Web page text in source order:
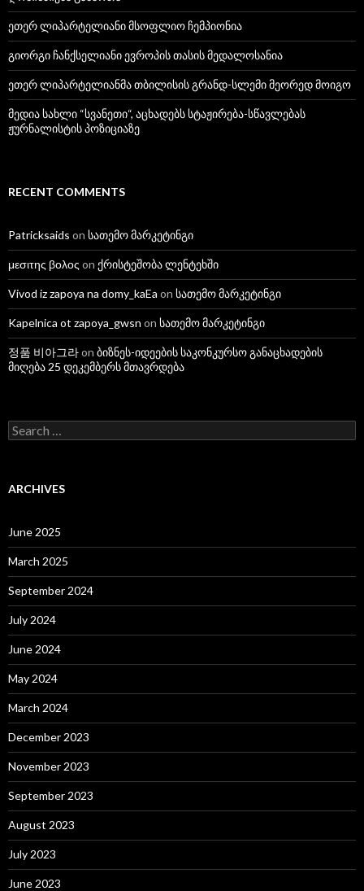
ეთერ ლიპარტელიანი მსოფლიო ჩემპიონია
გიორგი ჩანქსელიანი ევროპის თასის მედალოსანია
ეთერ ლიპარტელიანმა თბილისის გრანდ-სლემი მეორედ მოიგო
მედია სახლი “სვანეთი“, აცხადებს სტაჟირება-სწავლებას
ჟურნალისტის პოზიციაზე
RECENT COMMENTS
Patricksaids on სათემო მარკეტინგი
μεσιτης βολος on ქრისტეშობა ლენტეხში
Vivod iz zapoya na domy_kaEa on სათემო მარკეტინგი
Kapelnica ot zapoya_gwsn on სათემო მარკეტინგი
정품 비아그라on ბიზნეს-იდეების საკონკურსო განაცხადების
მიღება 25 დეკემბერს მთავრდება
S
e
c
o
r
:
ARCHIVES
June 2025
March 2025
September 2024
July 2024
June 2024
May 2024
March 2024
December 2023
November 2023
September 2023
August 2023
July 2023
June 2023